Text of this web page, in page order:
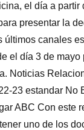
el día a
presentar la
últimos canales
el día 3 de
Noticias
23 estandar No
ABC Con este
uno de los